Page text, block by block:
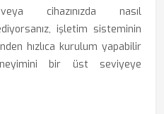
cihazınızda nasıl
işletim sisteminin
hızlıca kurulum yapabilir
bir üst seviyeye